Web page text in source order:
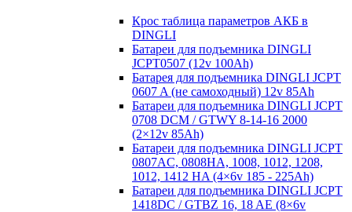
Крос таблица параметров АКБ в
DINGLI
Батареи для подъемника DINGLI
JCPT0507 (12v 100Ah)
Батарея для подъемника DINGLI JCPT
0607 A (не самоходный) 12v 85Ah
Батареи для подъемника DINGLI JCPT
0708 DCM / GTWY 8-14-16 2000
(2×12v 85Ah)
Батареи для подъемника DINGLI JCPT
0807AC, 0808HA, 1008, 1012, 1208,
1012, 1412 HA (4×6v 185 - 225Ah)
Батареи для подъемника DINGLI JCPT
1418DC / GTBZ 16, 18 AE (8×6v